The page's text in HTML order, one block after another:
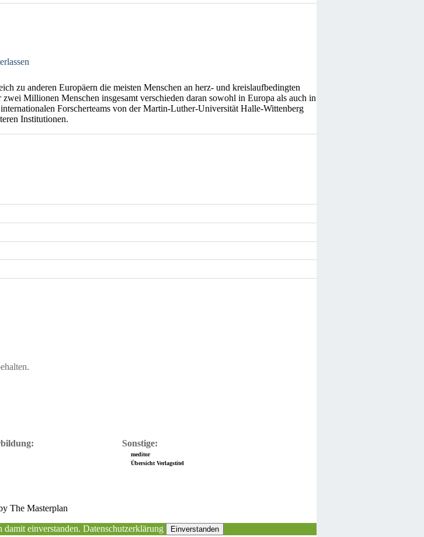
zu anderen Europäern die meisten Menschen an herz- und kreislaufbedingten
Millionen Menschen insgesamt verschieden daran sowohl in Europa als auch in
Forscherteams von der Martin-Luther-Universität Halle-Wittenberg
Institutionen.
Sonstige:
meditor
Übersicht Verlagstitel
einverstanden. Datenschutzerklärung Einverstanden